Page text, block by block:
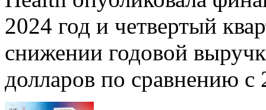
2024 год и четвертый
снижении годовой
долларов по сравнению с